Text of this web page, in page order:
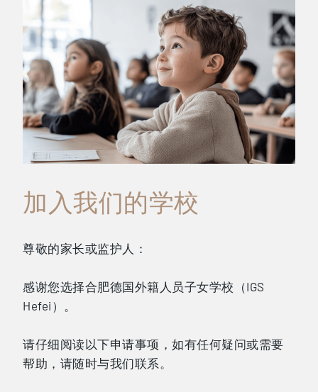
加入我们的学校
尊敬的家长或监护人：
感谢您选择合肥德国外籍人员子女学校（IGS
Hefei）。
请仔细阅读以下申请事项，如有任何疑问或需要
帮助，请随时与我们联系。